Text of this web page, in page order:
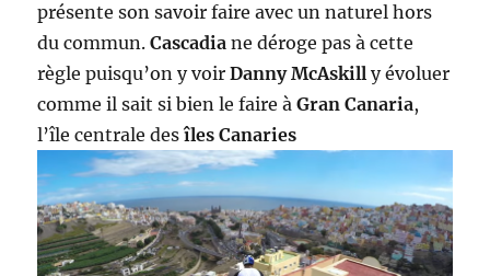
présente son savoir faire avec un naturel hors
du commun.Cascadia ne déroge pas à cette
règle puisqu’on y voirDanny McAskill y évoluer
comme il sait si bien le faire àGran Canaria,
l’île centrale desîles Canaries